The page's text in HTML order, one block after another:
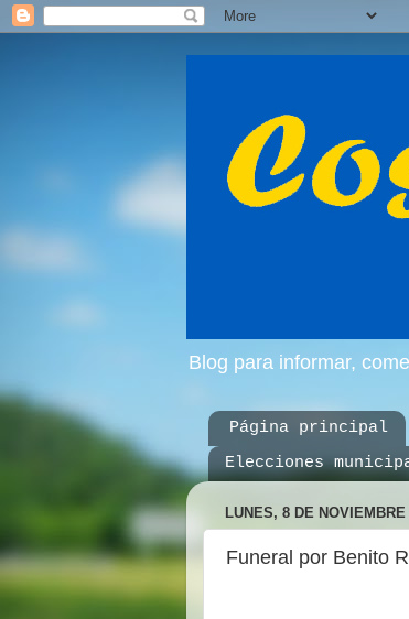
Blog para informar,
Página principal
Elecciones
LUNES, 8 DE NOVIEMBRE
Funeral por Benito